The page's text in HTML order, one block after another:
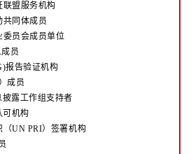
联盟服务机构
共同体成员
委员会成员单位
员
报告验证机构
成员
露工作组支持者
可机构
（UN PRI）签署机构